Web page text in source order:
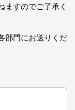
すのでご了承く
部門にお送りくだ